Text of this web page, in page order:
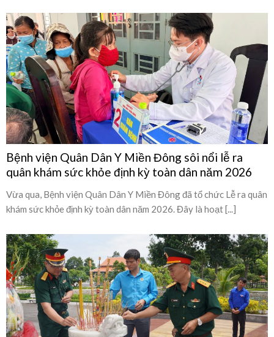
Bệnh viện Quân Dân Y Miền Đông sôi nổi lễ ra
quân khám sức khỏe định kỳ toàn dân năm 2026
Vừa qua, Bệnh viện Quân Dân Y Miền Đông đã tổ chức Lễ ra quân
khám sức khỏe định kỳ toàn dân năm 2026. Đây là hoạt [...]
Nghĩa tình và tri ân nhân ngày Thương binh – Liệt sĩ